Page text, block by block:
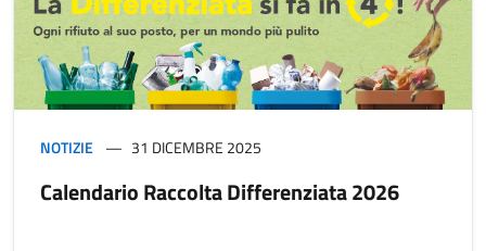
NOTIZIE 31 DICEMBRE 2025
Calendario Raccolta Differenziata 2026